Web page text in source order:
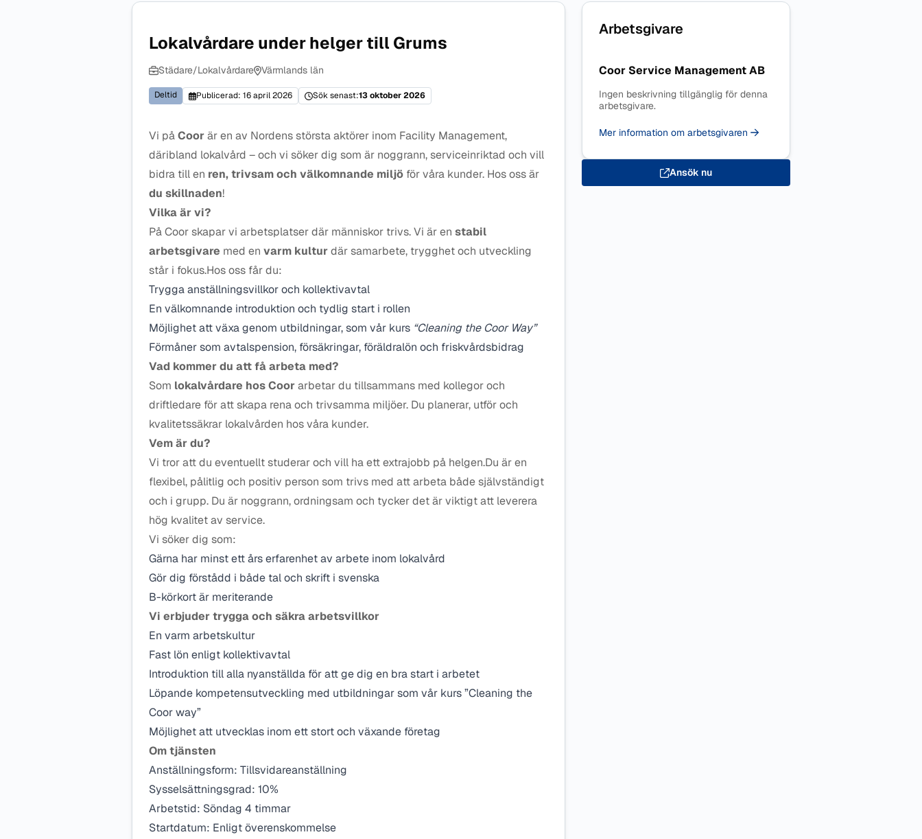
Lokalvårdare under helger till Grums
Städare/Lokalvårdare Värmlands län
Deltid Publicerad: 16 april 2026 Sök senast:13 oktober 2026
Vi påCoorär en av Nordens största aktörer inom Facility Management,
däribland lokalvård – och vi söker dig som är noggrann, serviceinriktad och vill
bidra till en ren, trivsam och välkomnande miljö för våra kunder. Hos oss är
du skillnaden!
Vilka är vi?
På Coor skapar vi arbetsplatser där människor trivs. Vi är en stabil
arbetsgivare med en varm kulturdär samarbete, trygghet och utveckling
står i fokus.Hos oss får du:
Trygga anställningsvillkor och kollektivavtal
En välkomnande introduktion och tydlig start i rollen
Möjlighet att växa genom utbildningar, som vår kurs “Cleaning the Coor Way”
Förmåner som avtalspension, försäkringar, föräldralön och friskvårdsbidrag
Vad kommer du att få arbeta med?
Som lokalvårdare hos Coorarbetar du tillsammans med kollegor och
driftledare för att skapa rena och trivsamma miljöer. Du planerar, utför och
kvalitetssäkrar lokalvården hos våra kunder.
Vem är du?
Vi tror att du eventuellt studerar och vill ha ett extrajobb på helgen.Du är en
flexibel, pålitlig och positiv person som trivs med att arbeta både självständigt
och i grupp. Du är noggrann, ordningsam och tycker det är viktigt att leverera
hög kvalitet av service.
Vi söker dig som:
Gärna har minst ett års erfarenhet av arbete inom lokalvård
Gör dig förstådd i både tal och skrift i svenska
B-körkort är meriterande
Vi erbjuder trygga och säkra arbetsvillkor
En varm arbetskultur
Fast lön enligt kollektivavtal
Introduktion till alla nyanställda för att ge dig en bra start i arbetet
Löpande kompetensutveckling med utbildningar som vår kurs ”Cleaning the
Coor way”
Möjlighet att utvecklas inom ett stort och växande företag
Om tjänsten
Anställningsform: Tillsvidareanställning
Sysselsättningsgrad: 10%
Arbetstid: Söndag 4 timmar
Startdatum: Enligt överenskommelse
Arbetsgivare
Coor Service Management AB
Ingen beskrivning tillgänglig för denna
arbetsgivare.
Mer information om arbetsgivaren
Ansök nu